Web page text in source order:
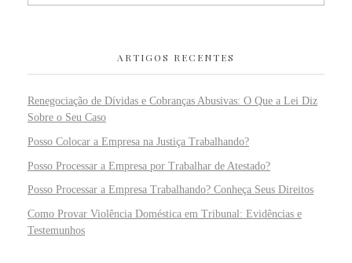
ARTIGOS RECENTES
Renegociação de Dívidas e Cobranças Abusivas: O Que a Lei Diz
Sobre o Seu Caso
Posso Colocar a Empresa na Justiça Trabalhando?
Posso Processar a Empresa por Trabalhar de Atestado?
Posso Processar a Empresa Trabalhando? Conheça Seus Direitos
Como Provar Violência Doméstica em Tribunal: Evidências e
Testemunhos